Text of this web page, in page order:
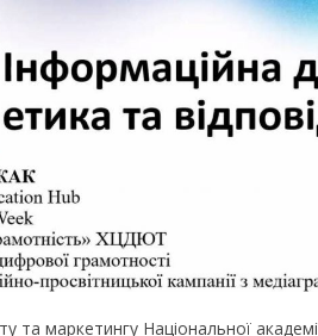
та маркетингу Національної